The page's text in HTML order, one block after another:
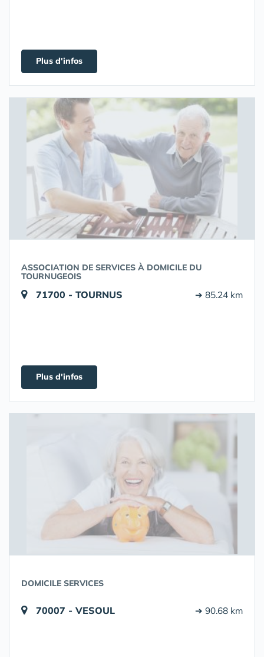
Plus d'infos
ASSOCIATION DE SERVICES À DOMICILE DU
TOURNUGEOIS
71700 - TOURNUS ➔ 85.24 km
Plus d'infos
DOMICILE SERVICES
70007 - VESOUL ➔ 90.68 km